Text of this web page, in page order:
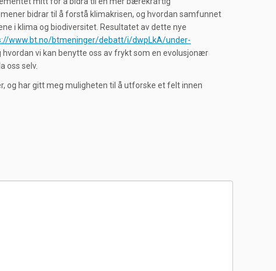
bidrar til å forstå klimakrisen, og hvordan samfunnet
i klima og biodiversitet. Resultatet av dette nye
www.bt.no/btmeninger/debatt/i/dwpLkA/under-
hvordan vi kan benytte oss av frykt som en evolusjonær
oss selv.
og har gitt meg muligheten til å utforske et felt innen